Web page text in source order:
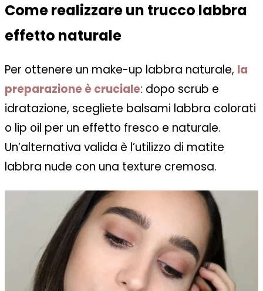
Come realizzare un trucco labbra
effetto naturale
Per ottenere un make-up labbra naturale, la
preparazione è cruciale: dopo scrub e
idratazione, scegliete balsami labbra colorati
o lip oil per un effetto fresco e naturale.
Un’alternativa valida è l’utilizzo di matite
labbra nude con una texture cremosa.